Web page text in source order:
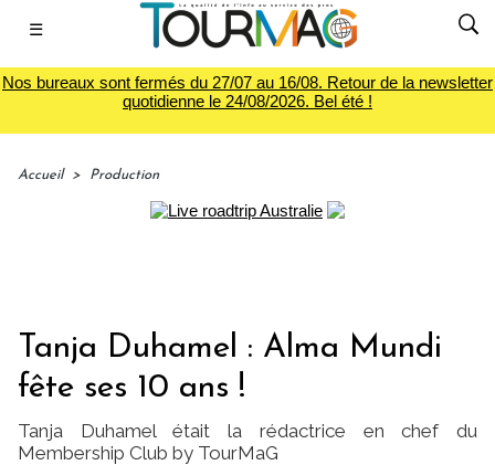
☰
Nos bureaux sont fermés du 27/07 au 16/08. Retour de la newsletter
quotidienne le 24/08/2026. Bel été !
Accueil > Production
Tanja Duhamel : Alma Mundi
fête ses 10 ans !
Tanja Duhamel était la rédactrice en chef du
Membership Club by TourMaG